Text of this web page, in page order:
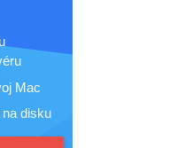
Mac
disku